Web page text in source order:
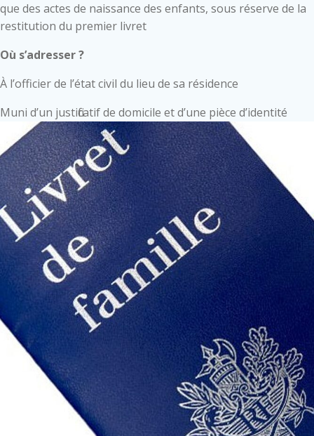
que des actes de naissance des enfants, sous réserve de la
restitution du premier livret
Où s’adresser ?
À l’officier de l’état civil du lieu de sa résidence
Muni d’un justificatif de domicile et d’une pièce d’identité